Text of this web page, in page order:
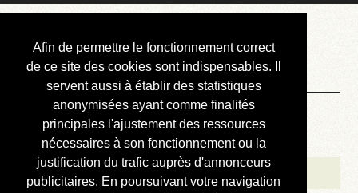
Afin de permettre le fonctionnement correct
de ce site des cookies sont indispensables. Il
servent aussi à établir des statistiques
anonymisées ayant comme finalités
principales l'ajustement des ressources
nécessaires à son fonctionnement ou la
justification du trafic auprès d'annonceurs
publicitaires. En poursuivant votre navigation
Courbis, « LE »
Blog Officiel
Bienvenue
Réalisations
Divers (et d’été)